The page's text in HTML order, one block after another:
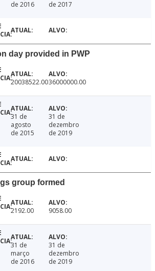
de 2016
de 2017
day provided in PWP
20038522.0036000000.00
31 de
agosto
de 2015
31 de
dezembro
de 2019
group formed
2192.00 9058.00
31 de
março
de 2016
31 de
dezembro
de 2019